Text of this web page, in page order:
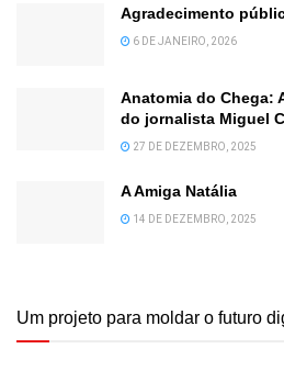
Agradecimento
6 DE JANEIRO, 2026
Anatomia do Chega:
do jornalista Miguel
27 DE DEZEMBRO, 2025
A Amiga Natália
14 DE DEZEMBRO, 2025
Um projeto para moldar o futuro